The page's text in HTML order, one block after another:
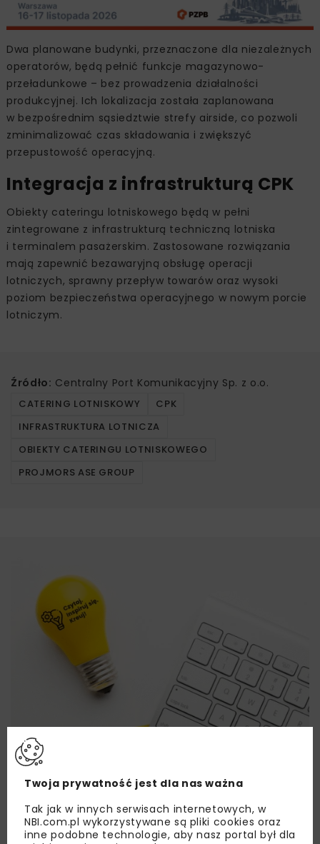
Dwa planowane budynki, przeznaczone dla niezależnych
operatorów, będą pełnić funkcje magazynowo-
przeładunkowe – bez prowadzenia działalności
produkcyjnej. Ich lokalizacja została zaplanowana
w bezpośrednim sąsiedztwie strefy airside, co pozwoli
zminimalizować czas składowania i zwiększyć
przepustowość operacyjną.
Integracja z infrastrukturą CPK
Obiekty cateringu lotniskowego będą w pełni
zintegrowane z infrastrukturą techniczną lotniska
i terminalem pasażerskim. Zastosowane rozwiązania
mają zapewnić bezawaryjną obsługę operacji
lotniczych, sprawny przepływ towarów oraz wysoki
poziom bezpieczeństwa operacyjnego w nowym porcie
lotniczym.
Źródło: Centralny Port Komunikacyjny Sp. z o.o.
CATERING LOTNISKOWY
CPK
INFRASTRUKTURA LOTNICZA
OBIEKTY CATERINGU LOTNISKOWEGO
PROJMORS ASE GROUP
Twoja prywatność jest dla nas ważna
Tak jak w innych serwisach internetowych, w
NBI.com.pl wykorzystywane są pliki cookies oraz
inne podobne technologie, aby nasz portal był dla